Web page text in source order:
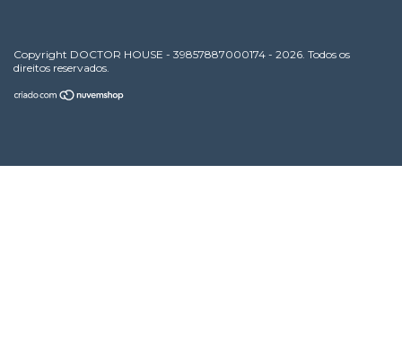
Copyright DOCTOR HOUSE - 39857887000174 - 2026. Todos os
direitos reservados.